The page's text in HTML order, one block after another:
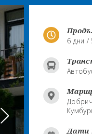
6 дни /
Дати